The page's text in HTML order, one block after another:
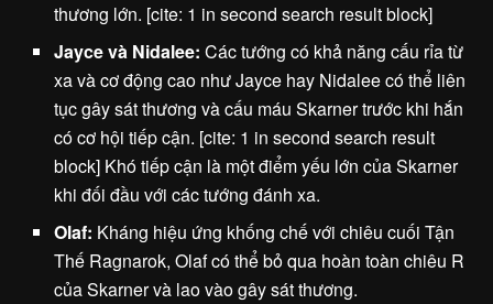
thương lớn. [cite: 1 in second search result block]
Jayce và Nidalee: Các tướng có khả năng cấu rỉa từ
xa và cơ động cao như Jayce hay Nidalee có thể liên
tục gây sát thương và cấu máu Skarner trước khi hắn
có cơ hội tiếp cận. [cite: 1 in second search result
block] Khó tiếp cận là một điểm yếu lớn của Skarner
khi đối đầu với các tướng đánh xa.
Olaf: Kháng hiệu ứng khống chế với chiêu cuối Tận
Thế Ragnarok, Olaf có thể bỏ qua hoàn toàn chiêu R
của Skarner và lao vào gây sát thương.